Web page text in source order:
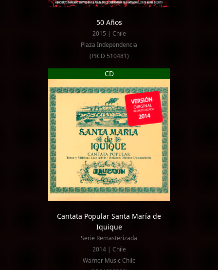
50 Años
2015 | Chile
Plaza Independencia
(PICD 510481)
CD
Cantata Popular Santa María de
Iquique
Serie Remasterizada
2014 | Chile
Warner Music Chile